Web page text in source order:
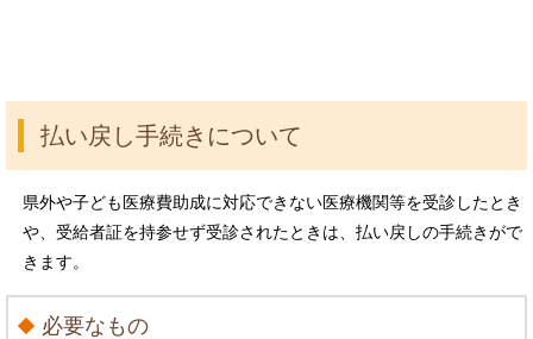
払い戻し手続きについて
県外や子ども医療費助成に対応できない医療機関等を受診したとき
や、受給者証を持参せず受診されたときは、払い戻しの手続きがで
きます。
必要なもの